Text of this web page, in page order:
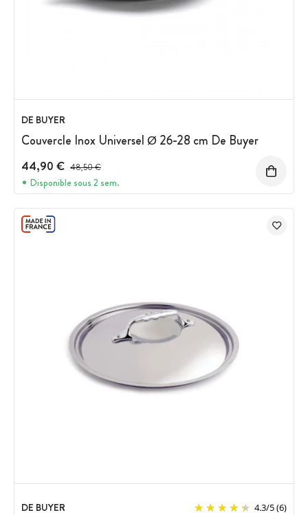
DE BUYER
Couvercle Inox Universel Ø 26-28 cm De Buyer
44,90 € Prix avant réduction :
48,50 €
Disponible sous 2 sem.
DE BUYER 4.3/5(6)